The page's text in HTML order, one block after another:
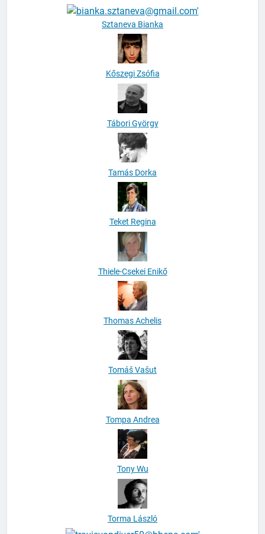
Sztaneva Bianka
Kőszegi Zsófia
Tábori György
Tamás Dorka
Teket Regina
Thiele-Csekei Enikő
Thomas Achelis
Tomáš Vašut
Tompa Andrea
Tony Wu
Torma László